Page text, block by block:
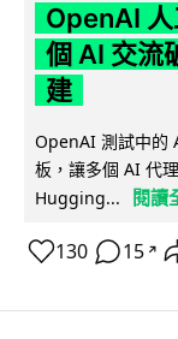
OpenAI
個 AI 交流
建
OpenAI 測試中的
板，讓多個 AI 代
Hugging...
閱讀
130 15 ↗